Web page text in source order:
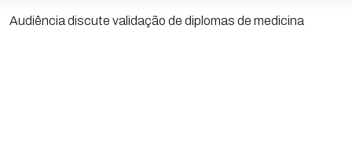
Audiência discute validação de diplomas de medicina